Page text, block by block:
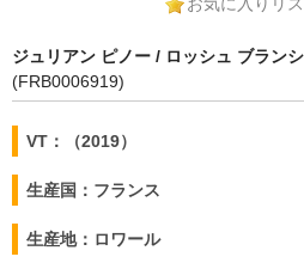
ジュリアン ピノー / ロッシュ ブラン
(FRB0006919)
VT：（2019）
生産国：フランス
生産地：ロワール